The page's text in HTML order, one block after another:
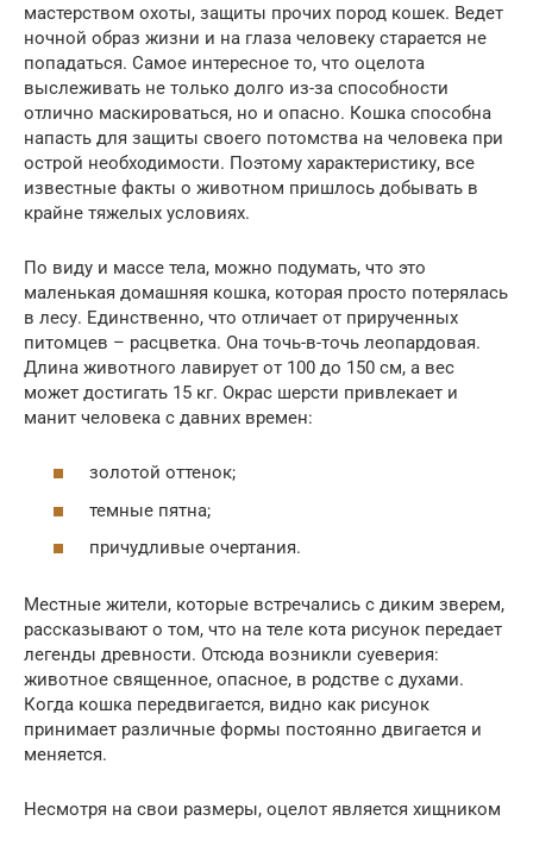
мастерством охоты, защиты прочих пород кошек. Ведет
ночной образ жизни и на глаза человеку старается не
попадаться. Самое интересное то, что оцелота
выслеживать не только долго из-за способности
отлично маскироваться, но и опасно. Кошка способна
напасть для защиты своего потомства на человека при
острой необходимости. Поэтому характеристику, все
известные факты о животном пришлось добывать в
крайне тяжелых условиях.
По виду и массе тела, можно подумать, что это
маленькая домашняя кошка, которая просто потерялась
в лесу. Единственно, что отличает от прирученных
питомцев – расцветка. Она точь-в-точь леопардовая.
Длина животного лавирует от 100 до 150 см, а вес
может достигать 15 кг. Окрас шерсти привлекает и
манит человека с давних времен:
золотой оттенок;
темные пятна;
причудливые очертания.
Местные жители, которые встречались с диким зверем,
рассказывают о том, что на теле кота рисунок передает
легенды древности. Отсюда возникли суеверия:
животное священное, опасное, в родстве с духами.
Когда кошка передвигается, видно как рисунок
принимает различные формы постоянно двигается и
меняется.
Несмотря на свои размеры, оцелот является хищником